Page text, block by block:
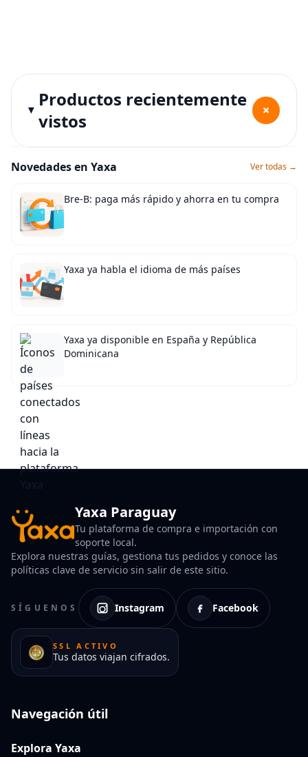
Productos recientemente
vistos
+
Novedades en Yaxa Ver todas →
Bre-B: paga más rápido y ahorra en tu compra
Yaxa ya habla el idioma de más países
Yaxa ya disponible en España y República
Dominicana
Yaxa Paraguay
Tu plataforma de compra e importación con
soporte local.
Explora nuestras guías, gestiona tus pedidos y conoce las
políticas clave de servicio sin salir de este sitio.
SÍGUENOS Instagram Facebook
SSL ACTIVO
Tus datos viajan cifrados.
Navegación útil
Explora Yaxa